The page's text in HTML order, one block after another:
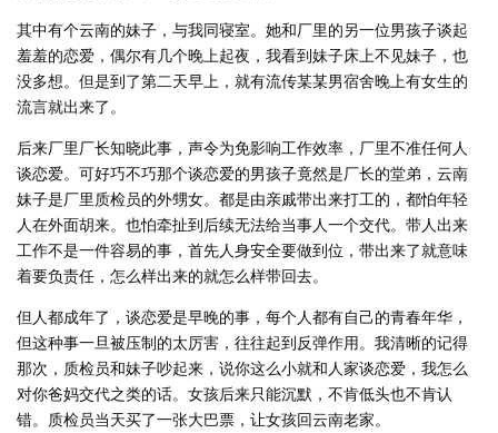
其中有个云南的妹子，与我同寝室。她和厂里的另一位男孩子谈起
羞羞的恋爱，偶尔有几个晚上起夜，我看到妹子床上不见妹子，也
没多想。但是到了第二天早上，就有流传某某男宿舍晚上有女生的
流言就出来了。
后来厂里厂长知晓此事，声令为免影响工作效率，厂里不准任何人
谈恋爱。可好巧不巧那个谈恋爱的男孩子竟然是厂长的堂弟，云南
妹子是厂里质检员的外甥女。都是由亲戚带出来打工的，都怕年轻
人在外面胡来。也怕牵扯到后续无法给当事人一个交代。带人出来
工作不是一件容易的事，首先人身安全要做到位，带出来了就意味
着要负责任，怎么样出来的就怎么样带回去。
但人都成年了，谈恋爱是早晚的事，每个人都有自己的青春年华，
但这种事一旦被压制的太厉害，往往起到反弹作用。我清晰的记得
那次，质检员和妹子吵起来，说你这么小就和人家谈恋爱，我怎么
对你爸妈交代之类的话。女孩后来只能沉默，不肯低头也不肯认
错。质检员当天买了一张大巴票，让女孩回云南老家。